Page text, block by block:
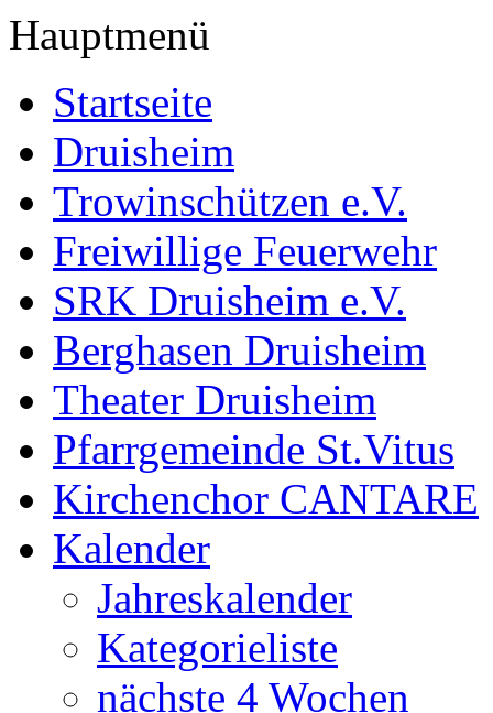
Hauptmenü
Startseite
Druisheim
Trowinschützen e.V.
Freiwillige Feuerwehr
SRK Druisheim e.V.
Berghasen Druisheim
Theater Druisheim
Pfarrgemeinde St.Vitus
Kirchenchor CANTARE
Kalender
Jahreskalender
Kategorieliste
nächste 4 Wochen